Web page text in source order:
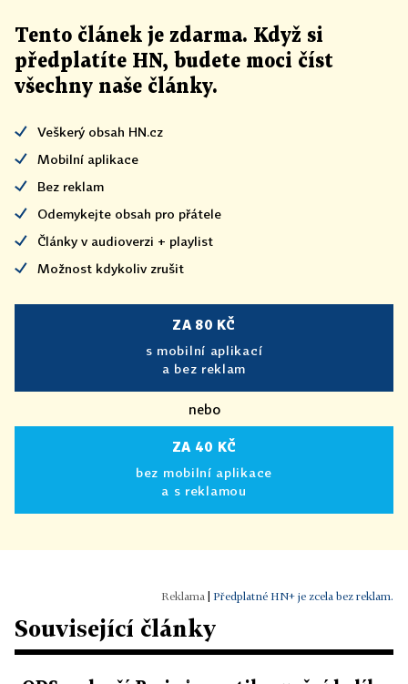
Tento článek je zdarma. Když si
předplatíte HN, budete moci číst
všechny naše články.
Veškerý obsah HN.cz
Mobilní aplikace
Bez reklam
Odemykejte obsah pro přátele
Články v audioverzi + playlist
Možnost kdykoliv zrušit
ZA 80 KČ
s mobilní aplikací
a bez reklam
nebo
ZA 40 KČ
bez mobilní aplikace
a s reklamou
Předplatné HN+ je zcela bez reklam.
Související články